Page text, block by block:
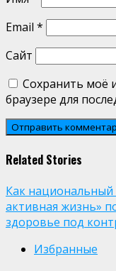
Email *
Сайт
Сохранить моё
браузере для
Related Stories
Как
активная жизнь»
здоровье под
Избранные